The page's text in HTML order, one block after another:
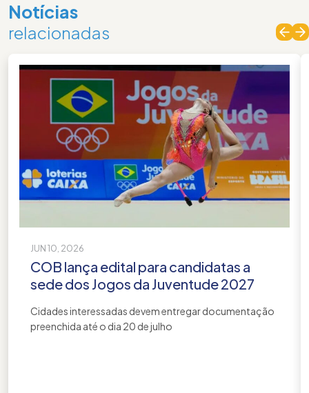
Notícias
relacionadas
JUN 10, 2026
COB lança edital para candidatas a
sede dos Jogos da Juventude 2027
Cidades interessadas devem entregar documentação
preenchida até o dia 20 de julho